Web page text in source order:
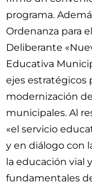
programa.
Ordenanza para
Deliberante
Educativa
ejes estratégicos
modernización
municipales. Al
«el servicio
y en diálogo con
la educación vial
fundamentales